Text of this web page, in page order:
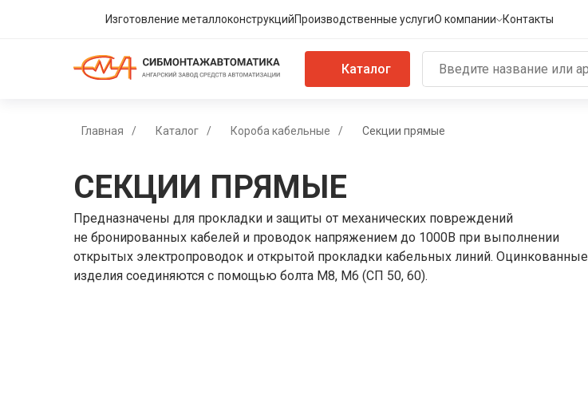
Изготовление металлоконструкцийПроизводственные услугиО компании Контакты
Каталог
Главная / Каталог / Короба кабельные / Секции прямые
СЕКЦИИ ПРЯМЫЕ
Предназначены для прокладки и защиты от механических повреждений
не бронированных кабелей и проводок напряжением до 1000B при выполнении
открытых электропроводок и открытой прокладки кабельных линий. Оцинкованные
изделия соединяются с помощью болта M8, M6 (СП 50, 60).